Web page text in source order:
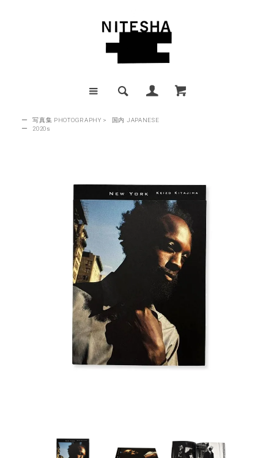
ー 写真集 PHOTOGRAPHY >
国内 JAPANESE
ー
2020s